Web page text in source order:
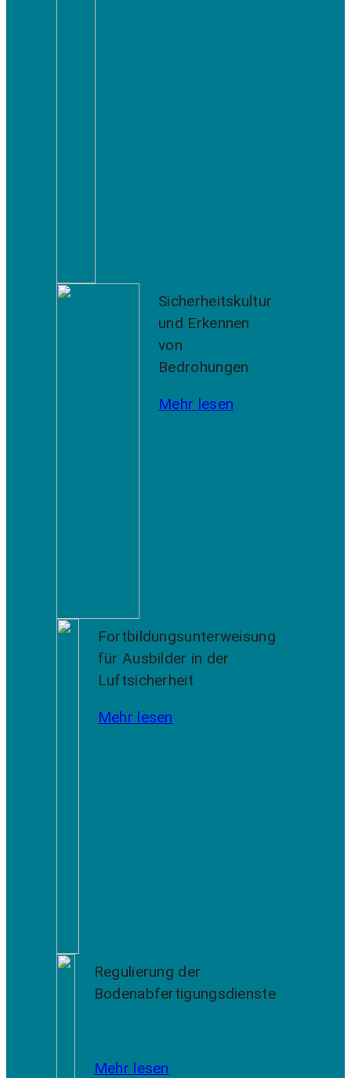
Sicherheitskultur
und Erkennen
von
Bedrohungen
Mehr lesen
Fortbildungsunterweisung
für Ausbilder in der
Luftsicherheit
Mehr lesen
Regulierung der
Bodenabfertigungsdienste
Mehr lesen